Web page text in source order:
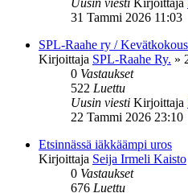
31 Tammi 2026 11:03
SPL-Raahe ry /
Kirjoittaja SPL-Raahe Ry. »
0 Vastaukset
522 Luettu
Uusin viesti Kirjoittaja
22 Tammi 2026 23:10
Etsinnässä iäkkäämpi uros
Kirjoittaja Seija Irmeli Kaisto
0 Vastaukset
676 Luettu